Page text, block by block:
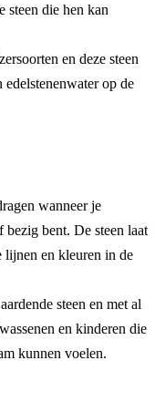
steen die hen kan
en deze steen
op de
wanneer je
bent. De steen laat
lijnen en kleuren in de
steen en met al
en kinderen die
kunnen voelen.